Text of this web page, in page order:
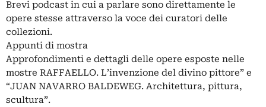
Brevi podcast in cui a parlare sono direttamente le
opere stesse attraverso la voce dei curatori delle
collezioni.
Appunti di mostra
Approfondimenti e dettagli delle opere esposte nelle
mostre RAFFAELLO. L’invenzione del divino pittore” e
“JUAN NAVARRO BALDEWEG. Architettura, pittura,
scultura”.